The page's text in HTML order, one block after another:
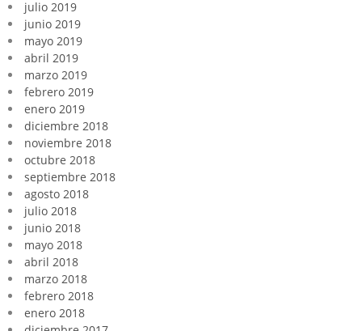
julio 2019
junio 2019
mayo 2019
abril 2019
marzo 2019
febrero 2019
enero 2019
diciembre 2018
noviembre 2018
octubre 2018
septiembre 2018
agosto 2018
julio 2018
junio 2018
mayo 2018
abril 2018
marzo 2018
febrero 2018
enero 2018